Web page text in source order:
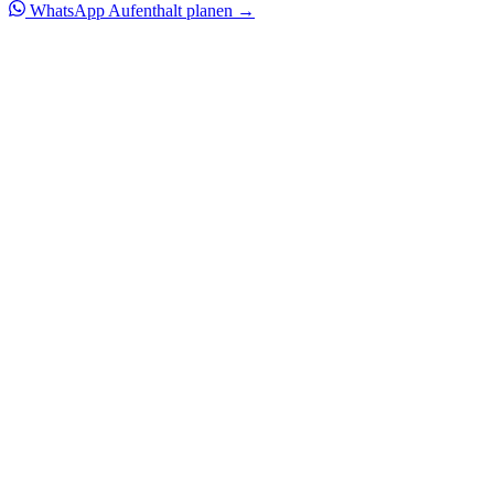
WhatsApp Aufenthalt planen →